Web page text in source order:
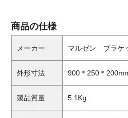
商品の仕様
メーカー マルゼン ブラケ
外形寸法 900＊250＊
製品質量 5.1Kg